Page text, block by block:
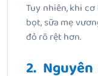
Tuy nhiên, khi
bọt, sữa mẹ
đỏ rõ rệt hơn.
2.